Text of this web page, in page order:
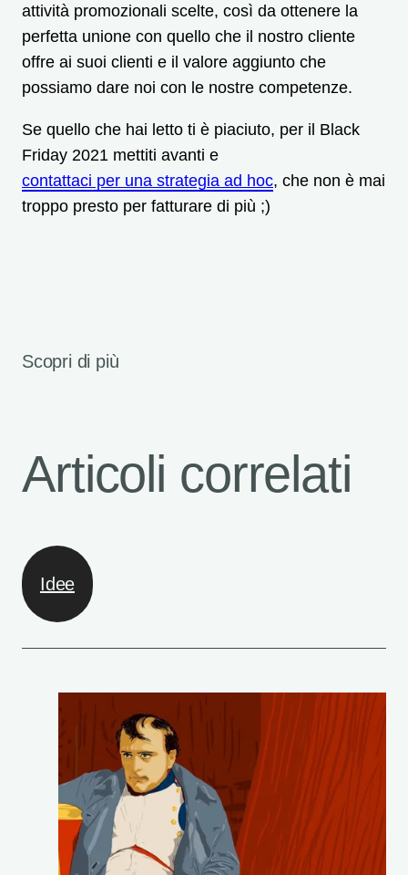
attività promozionali scelte, così da ottenere la
perfetta unione con quello che il nostro cliente
offre ai suoi clienti e il valore aggiunto che
possiamo dare noi con le nostre competenze.
Se quello che hai letto ti è piaciuto, per il Black
Friday 2021 mettiti avanti e
contattaci per una strategia ad hoc, che non è mai
troppo presto per fatturare di più ;)
Scopri di più
Articoli correlati
Idee